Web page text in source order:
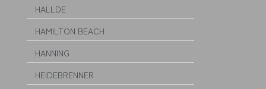
HALLDE
HAMILTON BEACH
HANNING
HEIDEBRENNER